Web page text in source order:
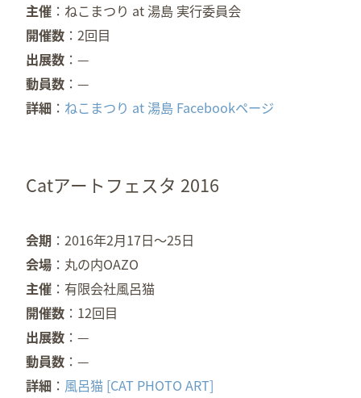
主催
ねこまつり at 湯島 実行委員会
開催数
2回目
出展数
—
動員数
—
詳細
ねこまつり at 湯島 Facebookページ
Catアートフェスタ 2016
会期
2016年2月17日〜25日
会場
丸の内OAZO
主催
有限会社風呂猫
開催数
12回目
出展数
—
動員数
—
詳細
風呂猫 [CAT PHOTO ART]